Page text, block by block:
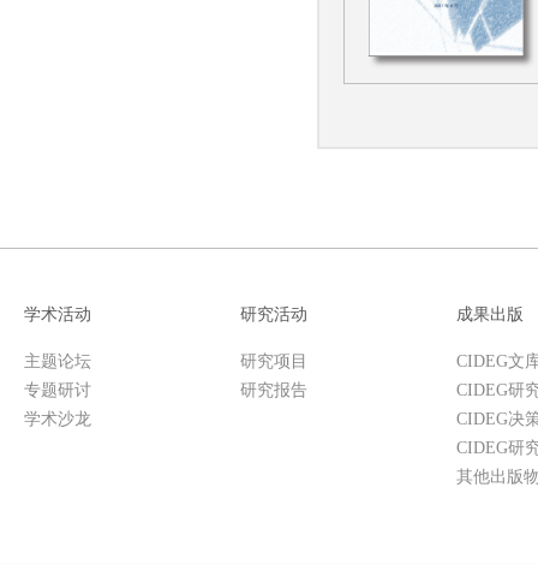
学术活动
主题论坛
专题研讨
学术沙龙
研究活动
研究项目
研究报告
成果出版
CIDEG文
CIDEG研
CIDEG决
CIDEG研
其他出版